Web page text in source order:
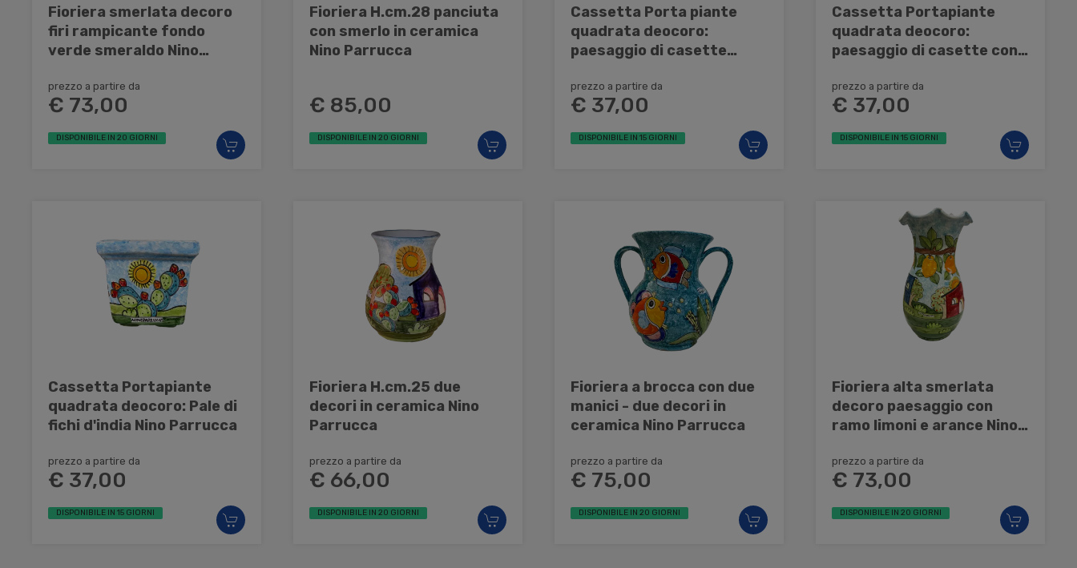
Fioriera smerlata decoro
firi rampicante fondo
verde smeraldo Nino
prezzo a partire da
€ 73,00
DISPONIBILE IN 20 GIORNI
Fioriera H.cm.28 panciuta
con smerlo in ceramica
Nino Parrucca
€ 85,00
DISPONIBILE IN 20 GIORNI
Cassetta Porta piante
quadrata deocoro:
paesaggio di casette
prezzo a partire da
€ 37,00
DISPONIBILE IN 15 GIORNI
Cassetta Portapiante
quadrata deocoro:
paesaggio di casette con
ceramica
prezzo a partire da
€ 37,00
DISPONIBILE IN 15 GIORNI
Cassetta Portapiante
quadrata deocoro: Pale di
fichi d'india Nino Parrucca
prezzo a partire da
€ 37,00
DISPONIBILE IN 15 GIORNI
Fioriera H.cm.25 due
decori in ceramica Nino
Parrucca
prezzo a partire da
€ 66,00
DISPONIBILE IN 20 GIORNI
Fioriera a brocca con due
manici - due decori in
ceramica Nino Parrucca
prezzo a partire da
€ 75,00
DISPONIBILE IN 20 GIORNI
Fioriera alta smerlata
decoro paesaggio con
ramo limoni e arance Nino
prezzo a partire da
€ 73,00
DISPONIBILE IN 20 GIORNI